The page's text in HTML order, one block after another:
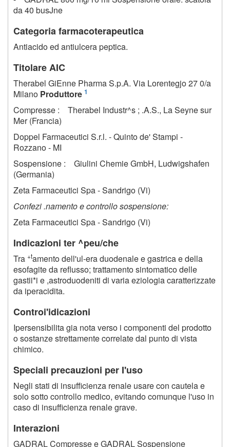
da 40 busJne
Categoria farmacoterapeutica
Antiacido ed antiulcera peptica.
Titolare AIC
Therabel GiEnne Pharma S.p.A. Via Lorentegjo 27 0/a
Milano Produttore 1
Compresse : Therabel Industr^s ; .A.S., La Seyne sur
Mer (Francia)
Doppel Farmaceutici S.r.l. - Quinto de' Stampi -
Rozzano - MI
Sospensione : Giulini Chemie GmbH, Ludwigshafen
(Germania)
Zeta Farmaceutici Spa - Sandrigo (Vi)
Confezi .namento e controllo sospensione:
Zeta Farmaceutici Spa - Sandrigo (Vi)
Indicazioni ter ^peu/che
Tra +tamento dell'ul-era duodenale e gastrica e della
esofagite da reflusso; trattamento sintomatico delle
gastii*i e ,astroduodeniti di varia eziologia caratterizzate
da iperacidita.
Controi'idicazioni
Ipersensibilita gia nota verso i componenti del prodotto
o sostanze strettamente correlate dal punto di vista
chimico.
Speciali precauzioni per I'uso
Negli stati di insufficienza renale usare con cautela e
solo sotto controllo medico, evitando comunque l'uso in
caso di insufficienza renale grave.
Interazioni
GADRAL Compresse e GADRAL Sospensione